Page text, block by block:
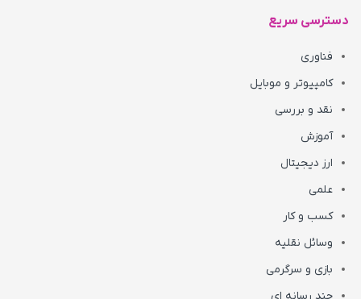
دسترسی سریع
فناوری
کامپیوتر و موبایل
نقد و بررسی
آموزش
ارز دیجیتال
علمی
کسب و کار
وسائل نقلیه
بازی و سرگرمی